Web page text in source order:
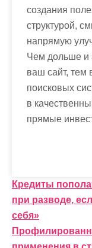
создания
структурой,
напрямую
Чем дольше и
ваш сайт, тем
поисковых
в
прямые
Н
а
в
Кредиты
при разводе,
себя»